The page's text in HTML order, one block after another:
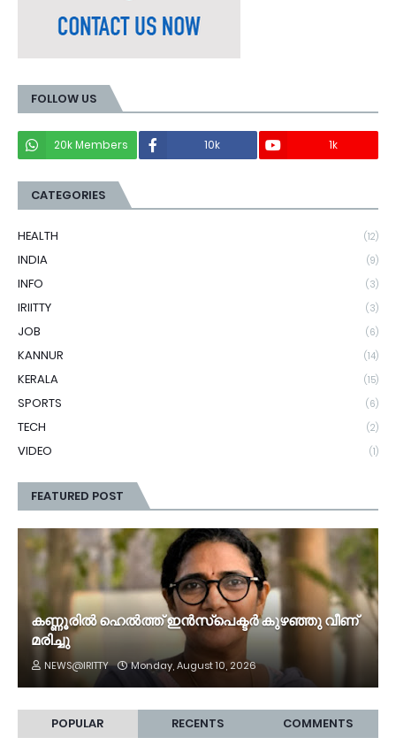
FOLLOW US
20k Members 10k 1k
CATEGORIES
HEALTH (12)
INDIA (9)
INFO (3)
IRIITTY (3)
JOB (6)
KANNUR (14)
KERALA (15)
SPORTS (6)
TECH (2)
VIDEO (1)
FEATURED POST
കണ്ണൂരിൽ ഹെൽത്ത്‌ ഇൻസ്‌പെക്ടർ കുഴഞ്ഞു വീണ്
മരിച്ചു
NEWS@IRITTY Monday, August 10, 2026
POPULAR RECENTS COMMENTS